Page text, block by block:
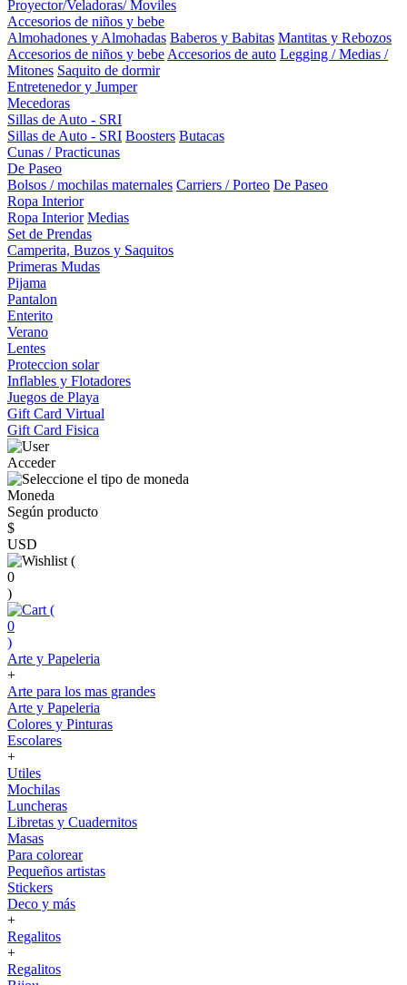
Proyector/Veladoras/ Moviles
Accesorios de niños y bebe
Almohadones y Almohadas Baberos y Babitas Mantitas y Rebozos
Accesorios de niños y bebe Accesorios de auto Legging / Medias /
Mitones Saquito de dormir
Entretenedor y Jumper
Mecedoras
Sillas de Auto - SRI
Sillas de Auto - SRI Boosters Butacas
Cunas / Practicunas
De Paseo
Bolsos / mochilas maternales Carriers / Porteo De Paseo
Ropa Interior
Ropa Interior Medias
Set de Prendas
Camperita, Buzos y Saquitos
Primeras Mudas
Pijama
Pantalon
Enterito
Verano
Lentes
Proteccion solar
Inflables y Flotadores
Juegos de Playa
Gift Card Virtual
Gift Card Fisica
Acceder
Moneda
Según producto
$
USD
(
0
)
(
0
)
Arte y Papeleria
+
Arte para los mas grandes
Arte y Papeleria
Colores y Pinturas
Escolares
+
Utiles
Mochilas
Luncheras
Libretas y Cuadernitos
Masas
Para colorear
Pequeños artistas
Stickers
Deco y más
+
Regalitos
+
Regalitos